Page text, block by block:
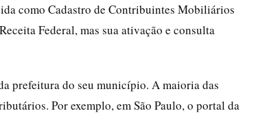
como Cadastro de Contribuintes Mobiliários
Federal, mas sua ativação e consulta
prefeitura do seu município. A maioria das
Por exemplo, em São Paulo, o portal da